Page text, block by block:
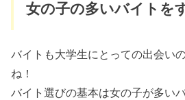
女の子の多いバイトを
バイトも大学生にとっての出会い
ね！
バイト選びの基本は女の子が多い